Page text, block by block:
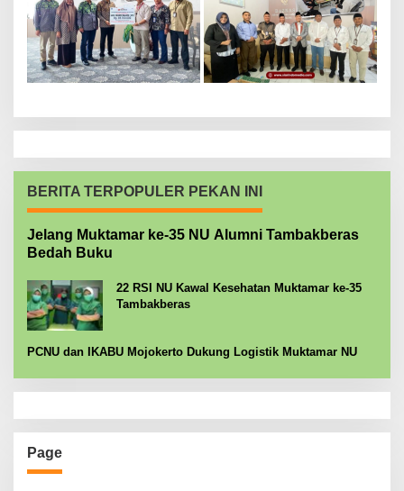
BERITA TERPOPULER PEKAN INI
Jelang Muktamar ke-35 NU Alumni Tambakberas
Bedah Buku
22 RSI NU Kawal Kesehatan Muktamar ke-35
Tambakberas
PCNU dan IKABU Mojokerto Dukung Logistik Muktamar NU
Page